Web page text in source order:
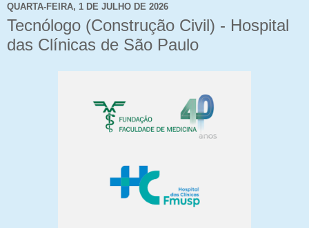
QUARTA-FEIRA, 1 DE JULHO DE 2026
Tecnólogo (Construção Civil) - Hospital
das Clínicas de São Paulo